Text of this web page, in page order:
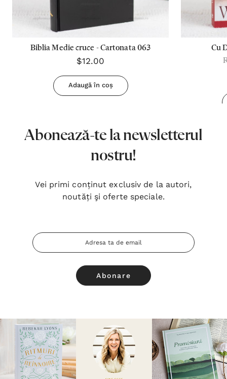
Biblia Medie cruce - Cartonata 063
$12.00
Adaugă în coș
Cu
Abonează-te la newsletterul
nostru!
Vei primi conținut exclusiv de la autori,
noutăți şi oferte speciale.
Adresa
Email